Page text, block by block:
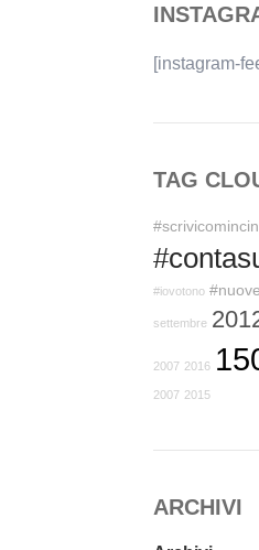
[instagram-
TAG
#iovotono
settembre
2007 2016
2007 2015
ARCHIVI